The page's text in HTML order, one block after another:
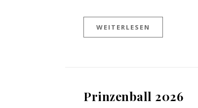
WEITERLESEN
Prinzenball 2026